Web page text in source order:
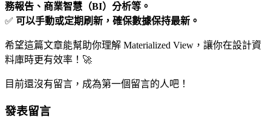
務報告、商業智慧（BI）分析等。
✅ 可以手動或定期刷新，確保數據保持最新。
希望這篇文章能幫助你理解 Materialized View，讓你在設計資
料庫時更有效率！🚀
目前還沒有留言，成為第一個留言的人吧！
發表留言